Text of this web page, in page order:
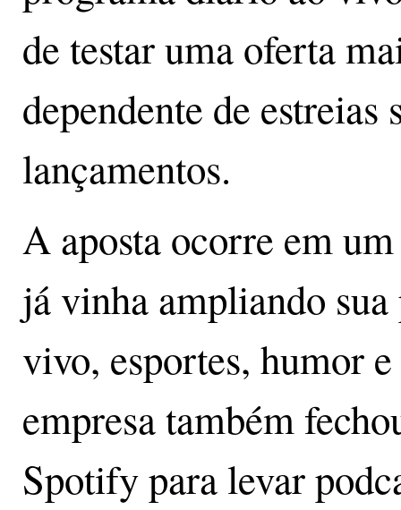
de testar uma oferta
dependente de estreias
lançamentos.
A aposta ocorre em
já vinha ampliando sua
vivo, esportes, humor
empresa também
Spotify para levar